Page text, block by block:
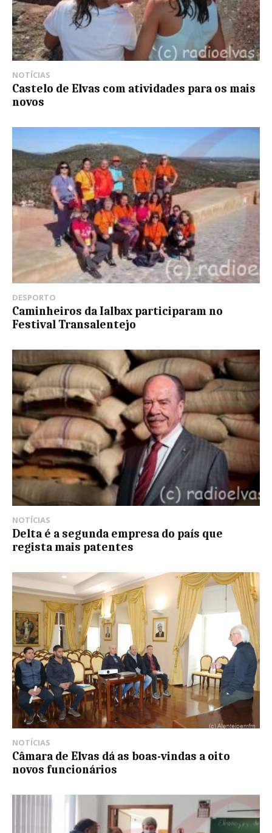
NOTÍCIAS
Castelo de Elvas com atividades para os mais
novos
DESPORTO
Caminheiros da Ialbax participaram no
Festival Transalentejo
NOTÍCIAS
Delta é a segunda empresa do país que
regista mais patentes
NOTÍCIAS
Câmara de Elvas dá as boas-vindas a oito
novos funcionários